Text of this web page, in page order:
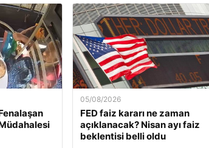
05/08/2026
FED faiz kararı ne zaman
açıklanacak? Nisan ayı faiz
beklentisi belli oldu